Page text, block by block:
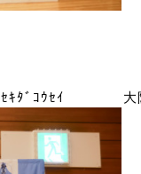
ｾｷﾀﾞｺｳｾｲ 大